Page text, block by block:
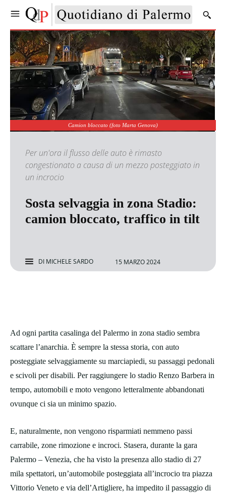
Camion bloccato (foto Marta Genova)
Per un'ora il flusso delle auto è rimasto
congestionato a causa di un mezzo posteggiato in
un incrocio
Sosta selvaggia in zona Stadio:
camion bloccato, traffico in tilt
DI MICHELE SARDO 15 MARZO 2024
Ad ogni partita casalinga del Palermo in zona stadio sembra
scattare l’anarchia. È sempre la stessa storia, con auto
posteggiate selvaggiamente su marciapiedi, su passaggi pedonali
e scivoli per disabili. Per raggiungere lo stadio Renzo Barbera in
tempo, automobili e moto vengono letteralmente abbandonati
ovunque ci sia un minimo spazio.
E, naturalmente, non vengono risparmiati nemmeno passi
carrabile, zone rimozione e incroci. Stasera, durante la gara
Palermo – Venezia, che ha visto la presenza allo stadio di 27
mila spettatori, un’automobile posteggiata all’incrocio tra piazza
Vittorio Veneto e via dell’Artigliere, ha impedito il passaggio di